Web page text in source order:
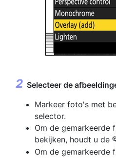
Selecteer de
Markeer foto's met
selector.
Om de gemarkeerde
bekijken, houdt u de
Om de gemarkeerde